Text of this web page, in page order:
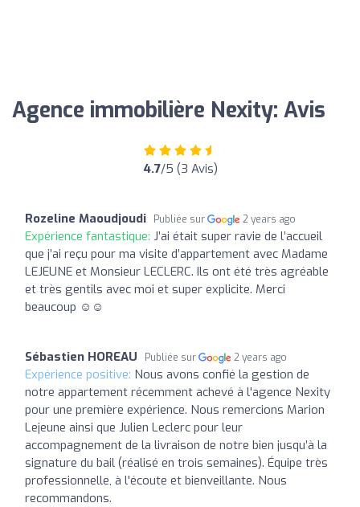
Agence immobilière Nexity: Avis
4.7/5 (3 Avis)
Rozeline Maoudjoudi Publiée sur 2 years ago
Expérience fantastique: J’ai était super ravie de l’accueil
que j’ai reçu pour ma visite d’appartement avec Madame
LEJEUNE et Monsieur LECLERC. Ils ont été très agréable
et très gentils avec moi et super explicite. Merci
beaucoup ☺️☺️
Sébastien HOREAU Publiée sur 2 years ago
Expérience positive: Nous avons confié la gestion de
notre appartement récemment achevé à l'agence Nexity
pour une première expérience. Nous remercions Marion
Lejeune ainsi que Julien Leclerc pour leur
accompagnement de la livraison de notre bien jusqu’à la
signature du bail (réalisé en trois semaines). Équipe très
professionnelle, à l'écoute et bienveillante. Nous
recommandons.